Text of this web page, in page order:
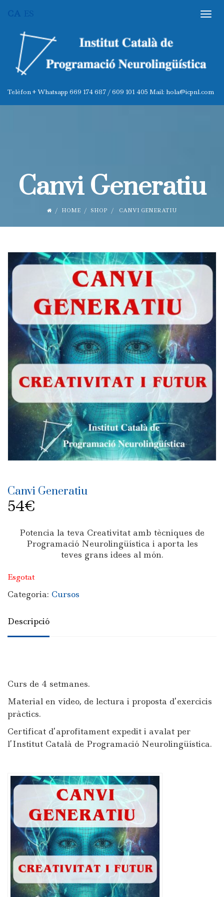
Canvi Generatiu
HOME SHOP CANVI GENERATIU
Canvi Generatiu
54€
Potencia la teva Creativitat amb tècniques de
Programació Neurolingüística i aporta les
teves grans idees al món.
Esgotat
Categoria: Cursos
Descripció
Curs de 4 setmanes.
Material en vídeo, de lectura i proposta d’exercicis
pràctics.
Certificat d’aprofitament expedit i avalat per
l’Institut Català de Programació Neurolingüística.
CA ES